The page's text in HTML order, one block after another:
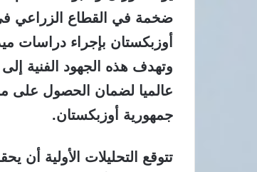
ضخمة في القطاع الزراعي
أوزبكستان بإجراء دراسات
وتهدف هذه الجهود الفنية إلى
عالميا لضمان الحصول على
جمهورية أوزبكستان.